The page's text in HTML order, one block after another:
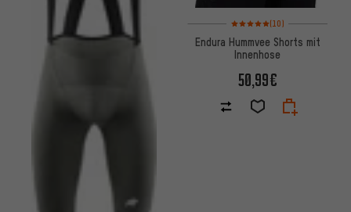
Bewertungen: 5 von 5
(10)
Endura Hummvee Shorts mit
Innenhose
50,99€